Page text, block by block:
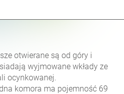
otwierane są od góry i
wyjmowane wkłady ze
ocynkowanej.
komora ma pojemność 69